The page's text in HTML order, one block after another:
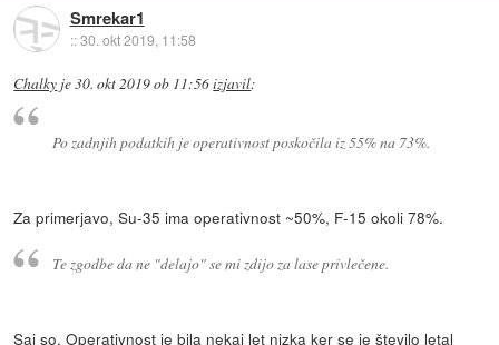
Smrekar1
::30. okt 2019, 11:58
Chalky je30. okt 2019 ob 11:56izjavil:
Po zadnjih podatkih je operativnost poskočila iz 55% na 73%.
Za primerjavo, Su-35 ima operativnost ~50%, F-15 okoli 78%.
Te zgodbe da ne "delajo" se mi zdijo za lase privlečene.
Saj so. Operativnost je bila nekaj let nizka ker se je število letal